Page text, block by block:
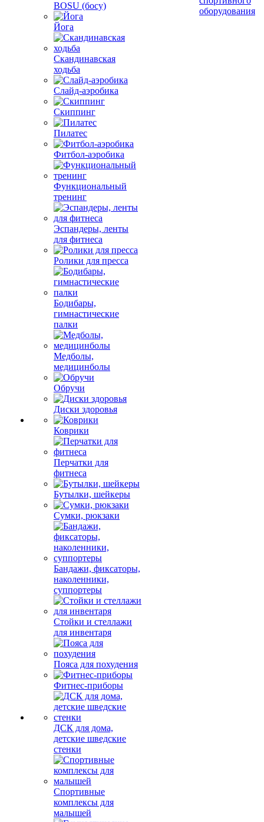
BOSU (босу)
Йога
Скандинавская
ходьба
Слайд-аэробика
Скиппинг
Пилатес
Фитбол-аэробика
Функциональный
тренинг
Эспандеры, ленты
для фитнеса
Ролики для пресса
Бодибары,
гимнастические
палки
Медболы,
медицинболы
Обручи
Диски здоровья
Коврики
Перчатки для
фитнеса
Бутылки, шейкеры
Сумки, рюкзаки
Бандажи, фиксаторы,
наколенники,
суппортеры
Стойки и стеллажи
для инвентаря
Пояса для похудения
Фитнес-приборы
ДСК для дома,
детские шведские
стенки
Спортивные
комплексы для
малышей
оборудования